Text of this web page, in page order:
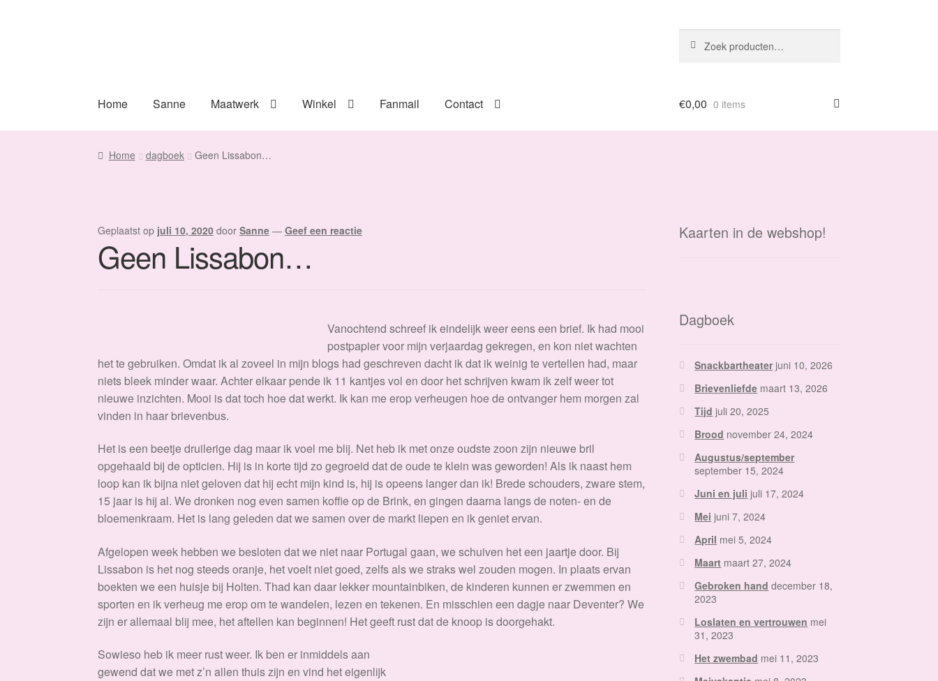
naar:
Home Sanne Maatwerk Winkel Fanmail Contact €0,00 0 items
Home dagboek Geen Lissabon…
Geplaatst op juli 10, 2020 doorSanne —Geef een reactie
Geen Lissabon…
Vanochtend schreef ik eindelijk weer eens een brief. Ik had mooi
postpapier voor mijn verjaardag gekregen, en kon niet wachten
het te gebruiken. Omdat ik al zoveel in mijn blogs had geschreven dacht ik dat ik weinig te vertellen had, maar
niets bleek minder waar. Achter elkaar pende ik 11 kantjes vol en door het schrijven kwam ik zelf weer tot
nieuwe inzichten. Mooi is dat toch hoe dat werkt. Ik kan me erop verheugen hoe de ontvanger hem morgen zal
vinden in haar brievenbus.
Het is een beetje druilerige dag maar ik voel me blij. Net heb ik met onze oudste zoon zijn nieuwe bril
opgehaald bij de opticien. Hij is in korte tijd zo gegroeid dat de oude te klein was geworden! Als ik naast hem
loop kan ik bijna niet geloven dat hij echt mijn kind is, hij is opeens langer dan ik! Brede schouders, zware stem,
15 jaar is hij al. We dronken nog even samen koffie op de Brink, en gingen daarna langs de noten- en de
bloemenkraam. Het is lang geleden dat we samen over de markt liepen en ik geniet ervan.
Afgelopen week hebben we besloten dat we niet naar Portugal gaan, we schuiven het een jaartje door. Bij
Lissabon is het nog steeds oranje, het voelt niet goed, zelfs als we straks wel zouden mogen. In plaats ervan
boekten we een huisje bij Holten. Thad kan daar lekker mountainbiken, de kinderen kunnen er zwemmen en
sporten en ik verheug me erop om te wandelen, lezen en tekenen. En misschien een dagje naar Deventer? We
zijn er allemaal blij mee, het aftellen kan beginnen! Het geeft rust dat de knoop is doorgehakt.
Sowieso heb ik meer rust weer. Ik ben er inmiddels aan
gewend dat we met z’n allen thuis zijn en vind het eigenlijk
Kaarten in de webshop!
Dagboek
Snackbartheater juni 10, 2026
Brievenliefde maart 13, 2026
Tijd juli 20, 2025
Brood november 24, 2024
Augustus/september
september 15, 2024
Juni en juli juli 17, 2024
Mei juni 7, 2024
April mei 5, 2024
Maart maart 27, 2024
Gebroken hand december 18,
2023
Loslaten en vertrouwen mei
31, 2023
Het zwembad mei 11, 2023